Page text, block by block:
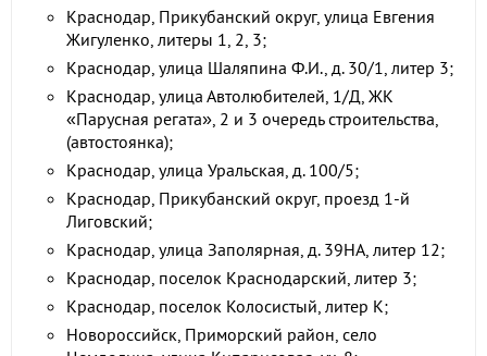
Краснодар, Прикубанский округ, улица Евгения
Жигуленко, литеры 1, 2, 3;
Краснодар, улица Шаляпина Ф.И., д. 30/1, литер 3;
Краснодар, улица Автолюбителей, 1/Д, ЖК
«Парусная регата», 2 и 3 очередь строительства,
(автостоянка);
Краснодар, улица Уральская, д. 100/5;
Краснодар, Прикубанский округ, проезд 1-й
Лиговский;
Краснодар, улица Заполярная, д. 39НА, литер 12;
Краснодар, поселок Краснодарский, литер 3;
Краснодар, поселок Колосистый, литер К;
Новороссийск, Приморский район, село